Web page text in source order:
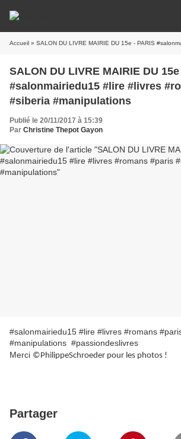
Accueil » SALON DU LIVRE MAIRIE DU 15e - PARIS #salonmairiedu15 #lire #livres
SALON DU LIVRE MAIRIE DU
#salonmairiedu15 #lire #livres
#siberia #manipulations
Publié le 20/11/2017 à 15:39
Par Christine Thepot Gayon
#salonmairiedu15 #lire #livres #romans
#manipulations #passiondeslivres
Merci ©PhilippeSchroeder pour les photos !
Partager